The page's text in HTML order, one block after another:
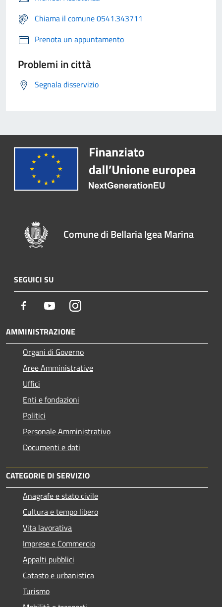
Chiama il comune 0541.343711
Prenota un appuntamento
Problemi in città
Segnala disservizio
Comune di Bellaria Igea Marina
SEGUICI SU
Facebook YoutubeInstagram
AMMINISTRAZIONE
Organi di Governo
Aree Amministrative
Uffici
Enti e fondazioni
Politici
Personale Amministrativo
Documenti e dati
CATEGORIE DI SERVIZIO
Anagrafe e stato civile
Cultura e tempo libero
Vita lavorativa
Imprese e Commercio
Appalti pubblici
Catasto e urbanistica
Turismo